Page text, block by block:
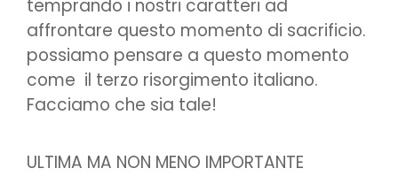
temprando i nostri caratteri ad
affrontare questo momento di sacrificio.
possiamo pensare a questo momento
come il terzo risorgimento italiano.
Facciamo che sia tale!
ULTIMA MA NON MENO IMPORTANTE